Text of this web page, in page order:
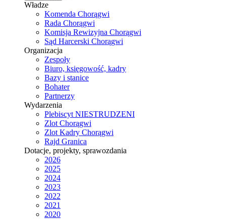
Władze
Komenda Chorągwi
Rada Chorągwi
Komisja Rewizyjna Chorągwi
Sąd Harcerski Chorągwi
Organizacja
Zespoły
Biuro, księgowość, kadry
Bazy i stanice
Bohater
Partnerzy
Wydarzenia
Plebiscyt NIESTRUDZENI
Zlot Chorągwi
Zlot Kadry Chorągwi
Rajd Granica
Dotacje, projekty, sprawozdania
2026
2025
2024
2023
2022
2021
2020